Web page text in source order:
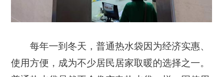
每年一到冬天，普通热水袋因为经济实惠、
使用方便，成为不少居民居家取暖的选择之一。